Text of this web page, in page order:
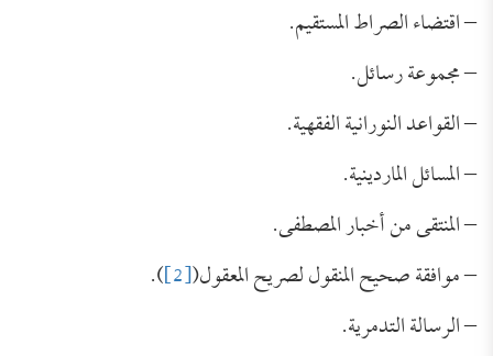
– اقتضاء الصراط المستقيم.
– مجموعة رسائل.
– القواعد النورانية الفقهية.
– المسائل الماردينية.
– المنتقى من أخبار المصطفى.
– موافقة صحيح المنقول لصريح المعقول([2]
).
– الرسالة التدمرية.